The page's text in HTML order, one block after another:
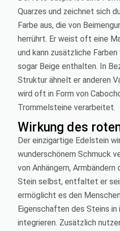
Quarzes und zeichnet sich
Farbe aus, die von
herrührt. Er weist oft eine
und kann zusätzliche Farben
sogar Beige enthalten. In
Struktur ähnelt er anderen
wird oft in Form von
Trommelsteine verarbeitet.
Wirkung des
Der einzigartige Edelstein
wunderschönem Schmuck
von Anhängern, Armbändern
Stein selbst, entfaltet er
ermöglicht es den
Eigenschaften des Steins
integrieren. Zusätzlich